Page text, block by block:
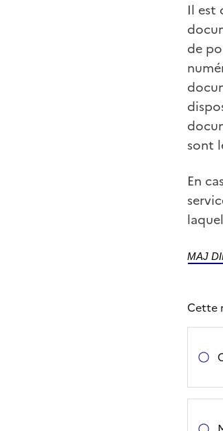
Il est
de
sont
En
MAJ
Cette